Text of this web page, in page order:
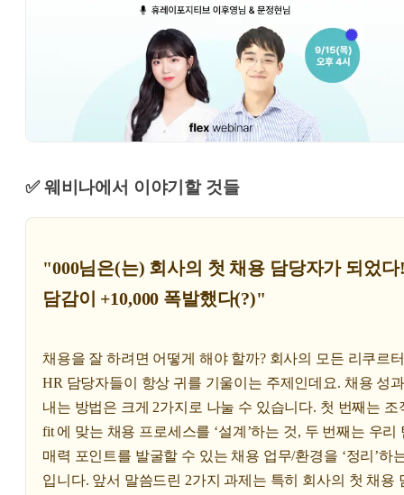
✅ 웨비나에서 이야기할 것들
"000님은(는) 회사의 첫 채용 담당자가 되었다
담감이 +10,000 폭발했다(?)"
채용을 잘 하려면 어떻게 해야 할까? 회사의 모든 리쿠르
HR 담당자들이 항상 귀를 기울이는 주제인데요. 채용 성
내는 방법은 크게 2가지로 나눌 수 있습니다. 첫 번째는 조
fit 에 맞는 채용 프로세스를 ‘설계’하는 것, 두 번째는 우리
매력 포인트를 발굴할 수 있는 채용 업무/환경을 ‘정리’하
입니다. 앞서 말씀드린 2가지 과제는 특히 회사의 첫 채용